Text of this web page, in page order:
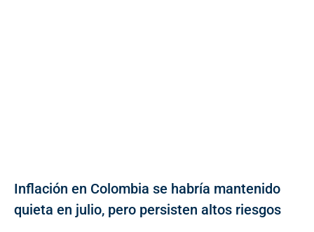
Inflación en Colombia se habría mantenido
quieta en julio, pero persisten altos riesgos